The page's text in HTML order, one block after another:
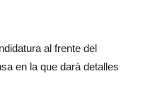
al frente del
en la que dará detalles